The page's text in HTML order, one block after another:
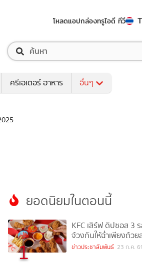
โหลดแอปกล่องทรูไอดี ทีวี
ครีเอเตอร์ อาหาร อื่นๆ
ยอดนิยมในตอนนี้
1
KFC เสิร์ฟ ดิปซอส 3
จ้วงกันให้ฉ่ำเพียงถ้วย
ข่าวประชาสัมพันธ์ 23 ก.ค.